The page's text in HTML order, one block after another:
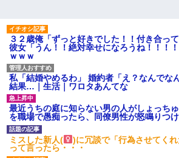
【GIF】JSのカンチョーワロ
タ
後続車にクラクションを鳴ら
され彼氏が逆切れ。「何クラク
ション鳴らしてんだ！降りてこ
いよ！」と怒鳴りだし...
【衝撃】報酬100万円超の治験
募集がこちらｗｗｗｗｗ(※画像
あり)
【ネット騒然】惨殺されたタ
ワマン頂き女子のこの動画、す
げえええええｗｗｗｗｗｗｗｗ
ｗｗｗ
３２歳俺「ずっと好きでした！！付き合っ
彼女「うん！！絶対幸せになろうね！！
ｗｗｗ
私「結婚やめるわ」 婚約者「え？なんでな
結果…｜生活｜ワロタあんてな
最近うちの庭に知らない男の人がしょっち
を職場で愚痴ったら、同僚男性が怒鳴りつけ
ミスした新人(
)に冗談で「行為させてくれ
って言ったら・・・